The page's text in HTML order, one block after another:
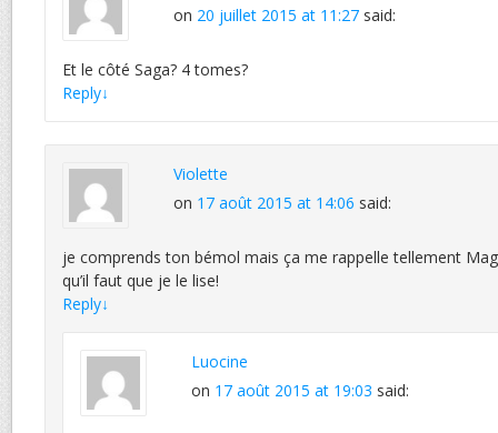
on 20 juillet 2015 at 11:27 said:
Et le côté Saga? 4 tomes?
Reply↓
Violette
on 17 août 2015 at 14:06 said:
je comprends ton bémol mais ça me rappelle tellement
qu’il faut que je le lise!
Reply↓
Luocine
on 17 août 2015 at 19:03 said: